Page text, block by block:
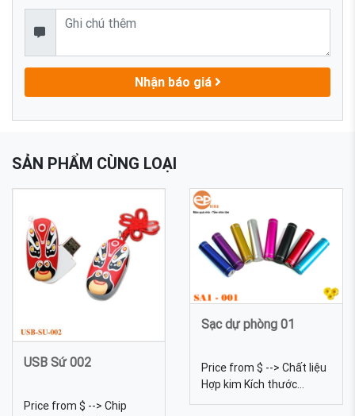
Nhận báo giá
SẢN PHẨM CÙNG LOẠI
USB Sứ 002
Price from $ --> Chip
Sạc dự phòng 01
Price from $ --> Chất liệu
Hợp kim Kích thước
91.5*21 mm Màu sắc